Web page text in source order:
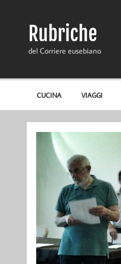
Rubriche
del Corriere eusebiano
CUCINA VIAGGI